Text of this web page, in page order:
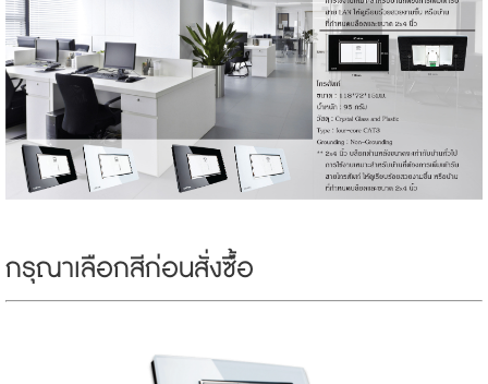
กรุณาเลือกสีก่อนสั่งซ์ื้อ